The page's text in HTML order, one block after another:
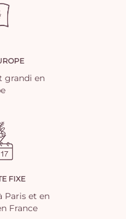
grandi en
FIXE
Paris et en
France